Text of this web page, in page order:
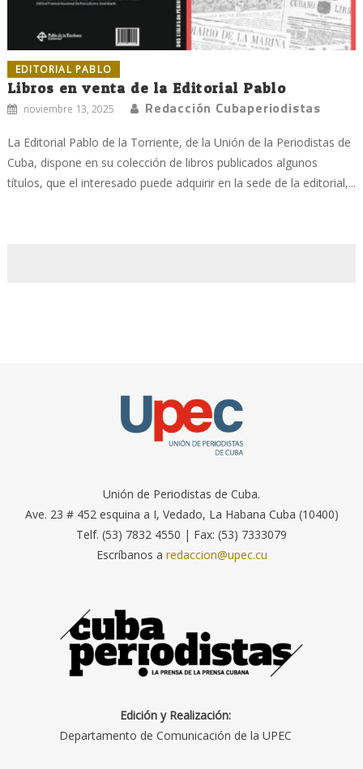
EDITORIAL PABLO
Libros en venta de la Editorial Pablo
noviembre 13, 2025 Redacción Cubaperiodistas
La Editorial Pablo de la Torriente, de la Unión de la Periodistas de
Cuba, dispone en su colección de libros publicados algunos
títulos, que el interesado puede adquirir en la sede de la editorial,...
Unión de Periodistas de Cuba.
Ave. 23 # 452 esquina a I, Vedado, La Habana Cuba (10400)
Telf. (53) 7832 4550 | Fax: (53) 7333079
Escríbanos a redaccion@upec.cu
Edición y Realización:
Departamento de Comunicación de la UPEC